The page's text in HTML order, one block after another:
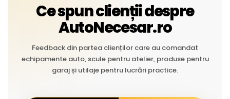
Ce spun clienții despre
AutoNecesar.ro
Feedback din partea clienților care au comandat
echipamente auto, scule pentru atelier, produse pentru
garaj și utilaje pentru lucrări practice.